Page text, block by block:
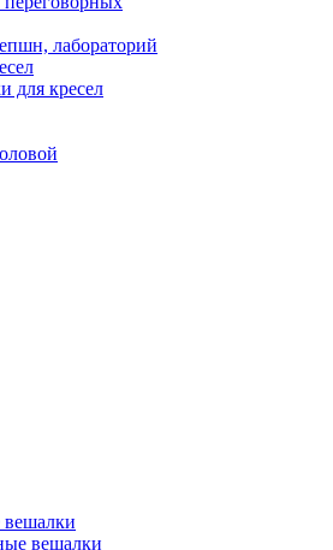
лабораторий
для кресел
вешалки
вешалки